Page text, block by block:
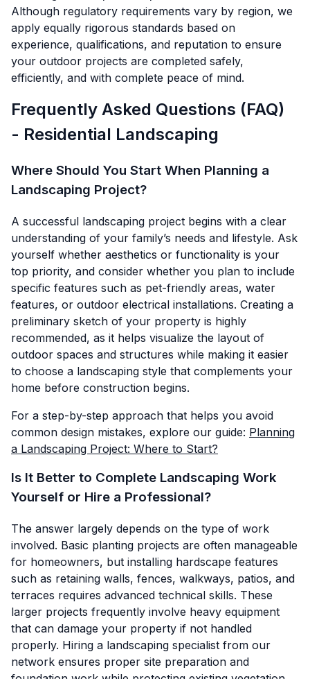
Although regulatory requirements vary by region, we
apply equally rigorous standards based on
experience, qualifications, and reputation to ensure
your outdoor projects are completed safely,
efficiently, and with complete peace of mind.
Frequently Asked Questions (FAQ)
- Residential Landscaping
Where Should You Start When Planning a
Landscaping Project?
A successful landscaping project begins with a clear
understanding of your family’s needs and lifestyle. Ask
yourself whether aesthetics or functionality is your
top priority, and consider whether you plan to include
specific features such as pet-friendly areas, water
features, or outdoor electrical installations. Creating a
preliminary sketch of your property is highly
recommended, as it helps visualize the layout of
outdoor spaces and structures while making it easier
to choose a landscaping style that complements your
home before construction begins.
For a step-by-step approach that helps you avoid
common design mistakes, explore our guide: Planning
a Landscaping Project: Where to Start?
Is It Better to Complete Landscaping Work
Yourself or Hire a Professional?
The answer largely depends on the type of work
involved. Basic planting projects are often manageable
for homeowners, but installing hardscape features
such as retaining walls, fences, walkways, patios, and
terraces requires advanced technical skills. These
larger projects frequently involve heavy equipment
that can damage your property if not handled
properly. Hiring a landscaping specialist from our
network ensures proper site preparation and